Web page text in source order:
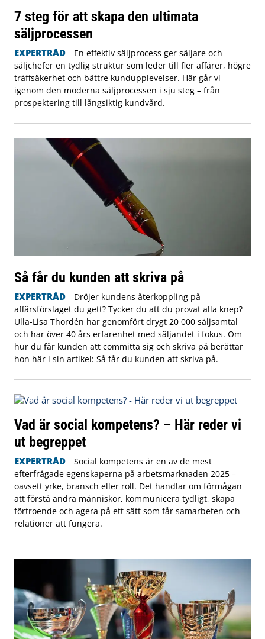
7 steg för att skapa den ultimata
säljprocessen
EXPERTRÅD
En effektiv säljprocess ger säljare och
säljchefer en tydlig struktur som leder till fler affärer, högre
träffsäkerhet och bättre kundupplevelser. Här går vi
igenom den moderna säljprocessen i sju steg – från
prospektering till långsiktig kundvård.
Så får du kunden att skriva på
EXPERTRÅD
Dröjer kundens återkoppling på
affärsförslaget du gett? Tycker du att du provat alla knep?
Ulla-Lisa Thordén har genomfört drygt 20 000 säljsamtal
och har över 40 års erfarenhet med säljandet i fokus. Om
hur du får kunden att committa sig och skriva på berättar
hon här i sin artikel: Så får du kunden att skriva på.
Vad är social kompetens? – Här reder vi
ut begreppet
EXPERTRÅD
Social kompetens är en av de mest
efterfrågade egenskaperna på arbetsmarknaden 2025 –
oavsett yrke, bransch eller roll. Det handlar om förmågan
att förstå andra människor, kommunicera tydligt, skapa
förtroende och agera på ett sätt som får samarbeten och
relationer att fungera.